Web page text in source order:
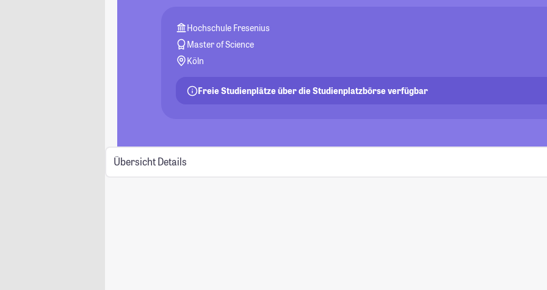
Hochschule Fresenius
Master of Science
Köln
Freie Studienplätze über die Studienplatzbörse verfügbar
Übersicht Details